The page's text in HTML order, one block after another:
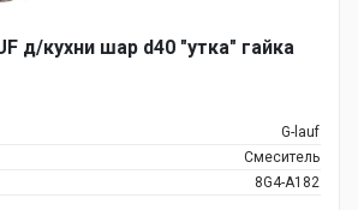
д/кухни шар d40 "утка" гайка
G-lauf
Смеситель
8G4-A182